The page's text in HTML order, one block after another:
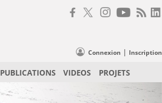
Connexion | Inscription
PUBLICATIONS VIDEOS PROJETS